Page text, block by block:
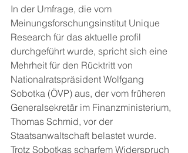
In der Umfrage, die vom
Meinungsforschungsinstitut Unique
Research für das aktuelle profil
durchgeführt wurde, spricht sich eine
Mehrheit für den Rücktritt von
Nationalratspräsident Wolfgang
Sobotka (ÖVP) aus, der vom früheren
Generalsekretär im Finanzministerium,
Thomas Schmid, vor der
Staatsanwaltschaft belastet wurde.
Trotz Sobotkas scharfem Widerspruch